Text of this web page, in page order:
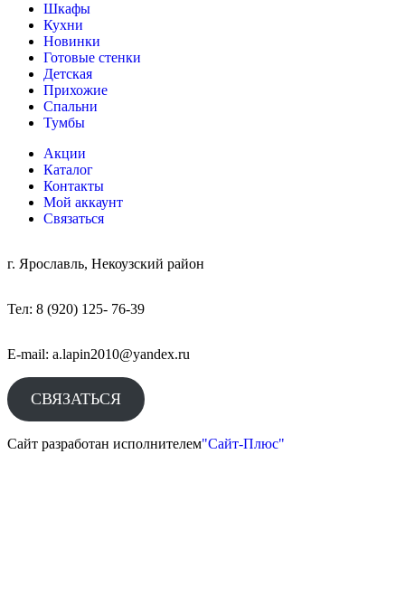
Шкафы
Кухни
Новинки
Готовые стенки
Детская
Прихожие
Спальни
Тумбы
Акции
Каталог
Контакты
Мой аккаунт
Связаться
г. Ярославль, Некоузский район
Тел: 8 (920) 125- 76-39
E-mail: a.lapin2010@yandex.ru
СВЯЗАТЬСЯ
Сайт разработан исполнителем"Сайт-Плюс"